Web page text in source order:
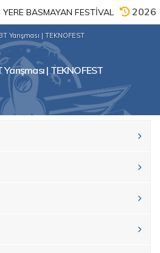
2026
Yarışması | TEKNOFEST
| TEKNOFEST